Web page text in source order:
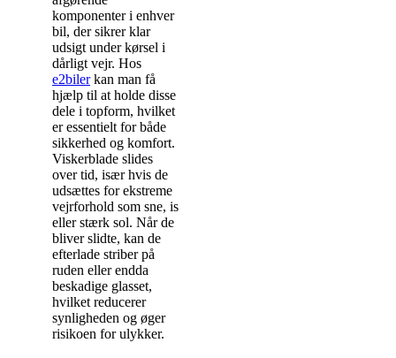
komponenter i enhver
bil, der sikrer klar
udsigt under kørsel i
dårligt vejr. Hos
e2bilerkan man få
hjælp til at holde disse
dele i topform, hvilket
er essentielt for både
sikkerhed og komfort.
Viskerblade slides
over tid, især hvis de
udsættes for ekstreme
vejrforhold som sne, is
eller stærk sol. Når de
bliver slidte, kan de
efterlade striber på
ruden eller endda
beskadige glasset,
hvilket reducerer
synligheden og øger
risikoen for ulykker.